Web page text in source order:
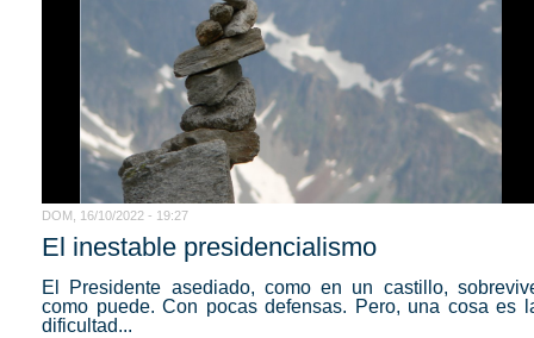
DOM, 16/10/2022 - 19:27
El inestable presidencialismo
El Presidente asediado, como en un castillo,
como puede. Con pocas defensas. Pero, una cosa es
dificultad...